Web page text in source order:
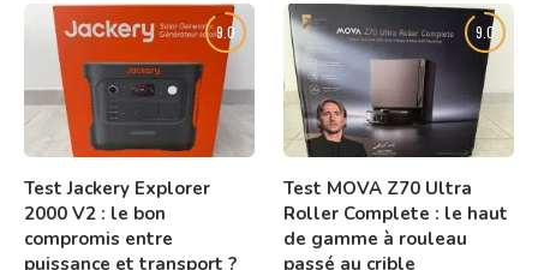
9.0
Test Jackery Explorer
2000 V2 : le bon
compromis entre
puissance et transport ?
9.0
Test MOVA Z70 Ultra
Roller Complete : le haut
de gamme à rouleau
passé au crible